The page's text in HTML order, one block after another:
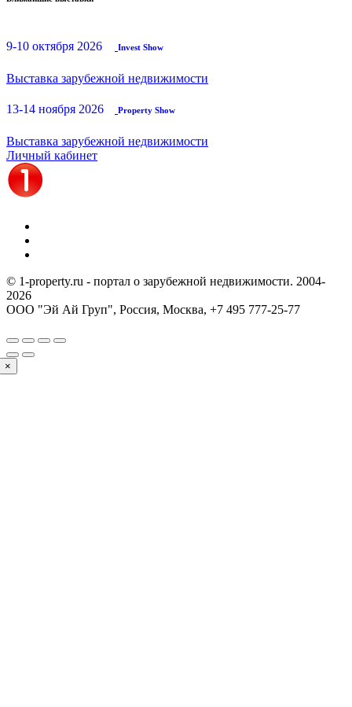
9-10 октября 2026 Invest Show
Выставка зарубежной недвижимости
13-14 ноября 2026 Property Show
Выставка зарубежной недвижимости
Личный кабинет
© 1-property.ru - портал о зарубежной недвижимости. 2004-
2026
ООО "Эй Ай Груп", Россия, Москва, +7 495 777-25-77
×